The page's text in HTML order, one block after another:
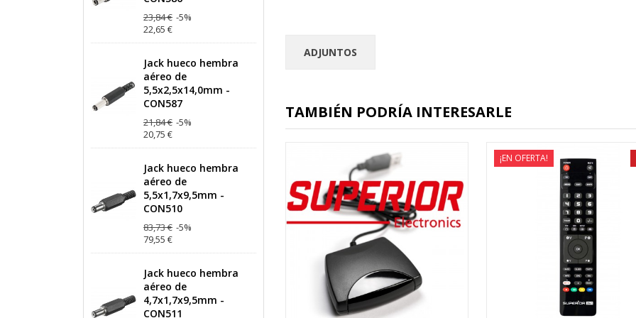
23,84 € -5%
22,65 €
Jack hueco hembra
aéreo de
5,5x2,5x14,0mm -
CON587
21,84 € -5%
20,75 €
Jack hueco hembra
aéreo de
5,5x1,7x9,5mm -
CON510
83,73 € -5%
79,55 €
Jack hueco hembra
aéreo de
4,7x1,7x9,5mm -
CON511
ADJUNTOS
TAMBIÉN PODRÍA INTERESARLE
¡EN OFERTA!